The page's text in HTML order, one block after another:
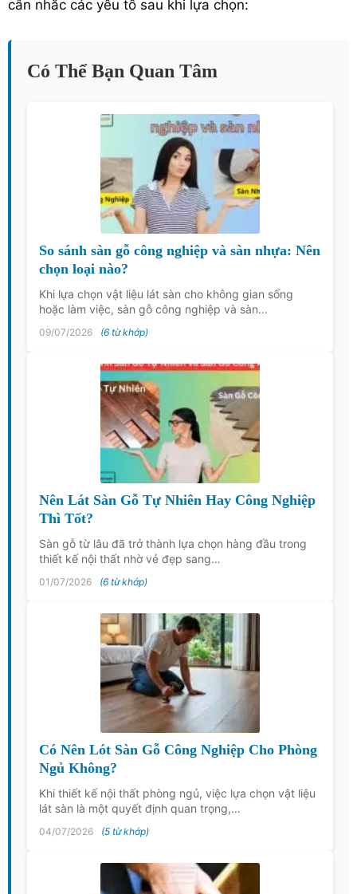
cân nhắc các yếu tố sau khi lựa chọn:
Có Thể Bạn Quan Tâm
So sánh sàn gỗ công nghiệp và sàn nhựa: Nên
chọn loại nào?
Khi lựa chọn vật liệu lát sàn cho không gian sống
hoặc làm việc, sàn gỗ công nghiệp và sàn…
09/07/2026 (6 từ khớp)
Nên Lát Sàn Gỗ Tự Nhiên Hay Công Nghiệp
Thì Tốt?
Sàn gỗ từ lâu đã trở thành lựa chọn hàng đầu trong
thiết kế nội thất nhờ vẻ đẹp sang…
01/07/2026 (6 từ khớp)
Có Nên Lót Sàn Gỗ Công Nghiệp Cho Phòng
Ngủ Không?
Khi thiết kế nội thất phòng ngủ, việc lựa chọn vật liệu
lát sàn là một quyết định quan trọng,…
04/07/2026 (5 từ khớp)